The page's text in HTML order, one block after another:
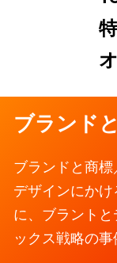
ブランド
ブランドと商
デザインにか
に、ブラント
ックス戦略の事